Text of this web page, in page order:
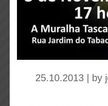
25.10.2013 | by